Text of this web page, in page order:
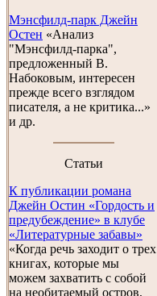
Мэнсфилд-парк Джейн
Остен «Анализ
"Мэнсфилд-парка",
предложенный В.
Набоковым, интересен
прежде всего взглядом
писателя, а не критика...»
и др.
Cтатьи
К публикации романа
Джейн Остин «Гордость и
предубеждение» в клубе
«Литературные забавы»
«Когда речь заходит о трех
книгах, которые мы
можем захватить с собой
на необитаемый остров,